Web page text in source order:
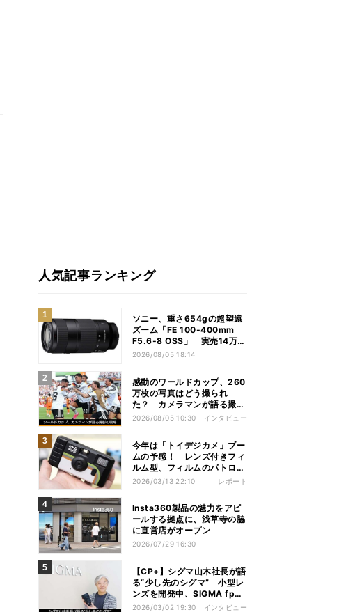
人気記事ランキング
ソニー、重さ654gの超望遠
ズーム「FE 100-400mm
F5.6-8 OSS」 実売14万円
前後
2026/08/05 18:14
感動のワールドカップ、260
万枚の写真はどう撮られ
た？ カメラマンが語る撮影
の現場
2026/08/05 10:30 インタビュー
今年は「トイデジカメ」ブー
ムの予感！ レンズ付きフィ
ルム型、フィルムのパトロー
ネ型も
2026/03/13 22:10 レポート
Insta360製品の魅力をアピ
ールする拠点に、浅草寺の脇
に直営店がオープン
2026/07/29 16:30
【CP+】シグマ山木社長が語
る“少し先のシグマ” 小型レ
ンズを開発中、SIGMA fpは
継続、フルサイズFoveonは
2026/03/02 19:30 インタビュー